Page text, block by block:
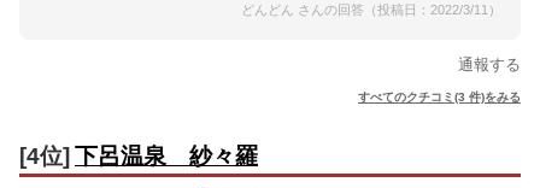
どんどん さんの回答（投稿日：2022/3/11）
通報する
すべてのクチコミ(3 件)をみる
[4位] 下呂温泉 紗々羅